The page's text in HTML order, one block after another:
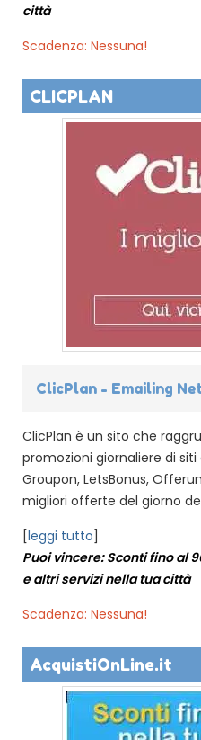
città
Scadenza: Nessuna!
CLICPLAN
ClicPlan - Emailing
ClicPlan è un sito che
promozioni giornaliere di
Groupon, LetsBonus,
migliori offerte del giorno
[leggi tutto]
Puoi vincere: Sconti fino al
e altri servizi nella tua città
Scadenza: Nessuna!
AcquistiOnLine.it